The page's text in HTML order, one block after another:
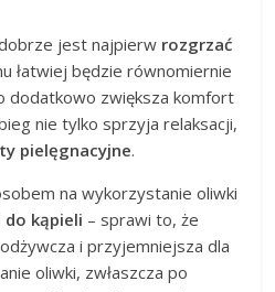
jest najpierw rozgrzać
łatwiej będzie równomiernie
dodatkowo zwiększa komfort
nie tylko sprzyja relaksacji,
pielęgnacyjne.
na wykorzystanie oliwki
do kąpieli – sprawi to, że
i przyjemniejsza dla
oliwki, zwłaszcza po